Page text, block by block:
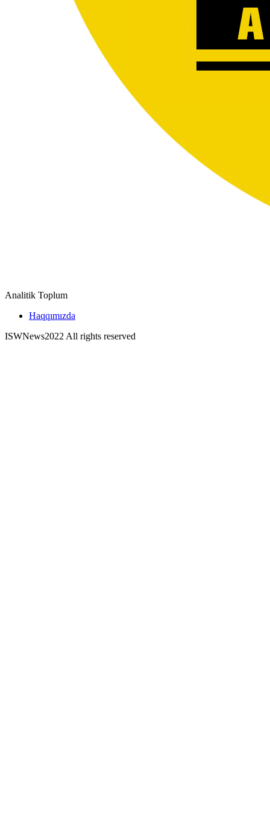
Analitik Toplum
Haqqımızda
ISWNews2022 All rights reserved